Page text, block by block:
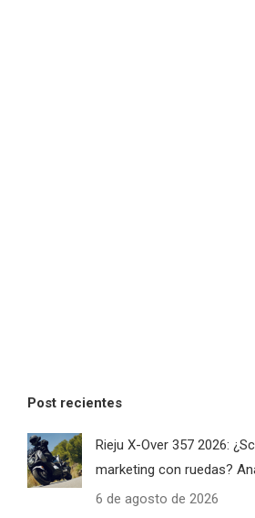
Post recientes
Rieju X-Over 357 2026:
marketing con ruedas?
6 de agosto de 2026